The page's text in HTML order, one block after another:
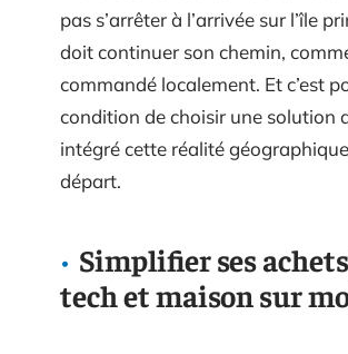
pas s’arrêter à l’arrivée sur l’île
doit continuer son chemin,
commandé localement. Et c’est
condition de choisir une solution
intégré cette réalité
départ.
Simplifier ses
tech et maison sur